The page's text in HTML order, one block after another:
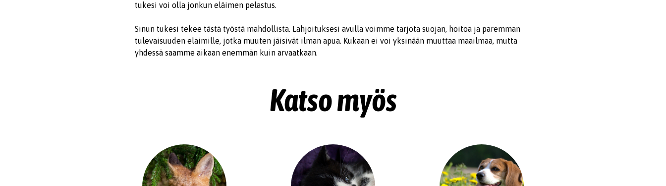
tukesi voi olla jonkun eläimen pelastus.
Sinun tukesi tekee tästä työstä mahdollista. Lahjoituksesi avulla voimme tarjota suojan, hoitoa ja paremman
tulevaisuuden eläimille, jotka muuten jäisivät ilman apua. Kukaan ei voi yksinään muuttaa maailmaa, mutta
yhdessä saamme aikaan enemmän kuin arvaatkaan.
Katso myös